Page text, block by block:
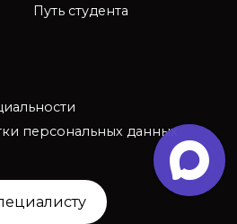
Путь студента
персональных данных